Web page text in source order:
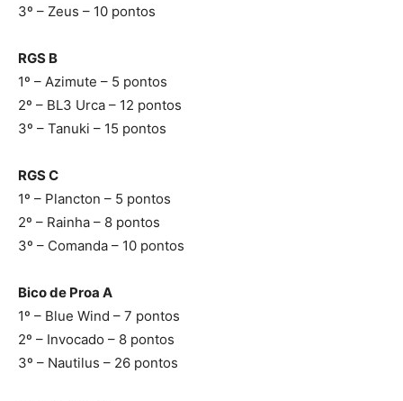
3º – Zeus – 10 pontos
RGS B
1º – Azimute – 5 pontos
2º – BL3 Urca – 12 pontos
3º – Tanuki – 15 pontos
RGS C
1º – Plancton – 5 pontos
2º – Rainha – 8 pontos
3º – Comanda – 10 pontos
Bico de Proa A
1º – Blue Wind – 7 pontos
2º – Invocado – 8 pontos
3º – Nautilus – 26 pontos